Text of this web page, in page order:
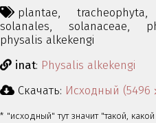
plantae,
tracheophyta,
solanales,
solanaceae,
physalis alkekengi
inat: Physalis alkekengi
Скачать: Исходный (5496
* "исходный" тут значит "такой,